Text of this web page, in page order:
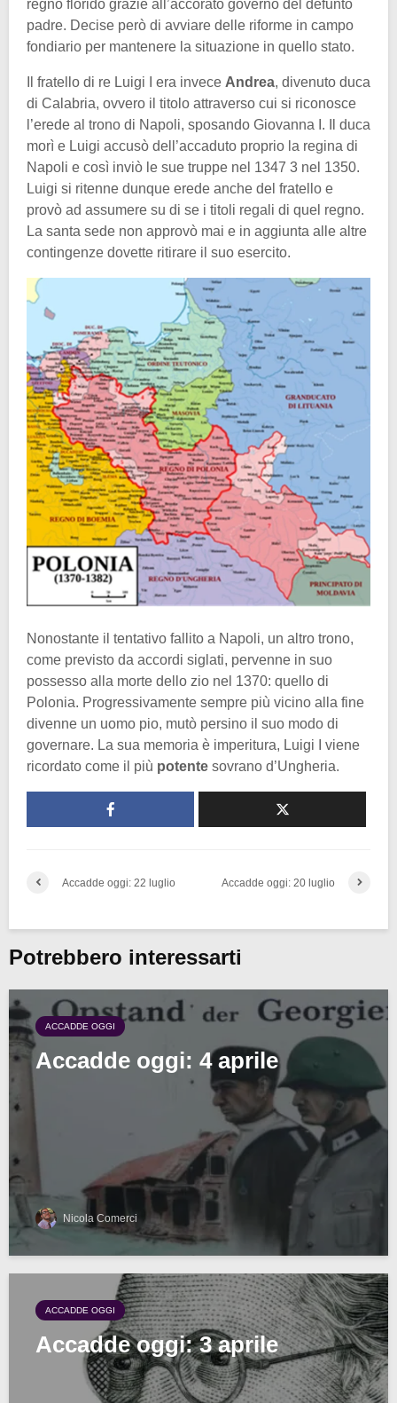
regno florido grazie all’accorato governo del defunto
padre. Decise però di avviare delle riforme in campo
fondiario per mantenere la situazione in quello stato.
Il fratello di re Luigi I era invece Andrea, divenuto duca
di Calabria, ovvero il titolo attraverso cui si riconosce
l’erede al trono di Napoli, sposando Giovanna I. Il duca
morì e Luigi accusò dell’accaduto proprio la regina di
Napoli e così inviò le sue truppe nel 1347 3 nel 1350.
Luigi si ritenne dunque erede anche del fratello e
provò ad assumere su di se i titoli regali di quel regno.
La santa sede non approvò mai e in aggiunta alle altre
contingenze dovette ritirare il suo esercito.
Nonostante il tentativo fallito a Napoli, un altro trono,
come previsto da accordi siglati, pervenne in suo
possesso alla morte dello zio nel 1370: quello di
Polonia. Progressivamente sempre più vicino alla fine
divenne un uomo pio, mutò persino il suo modo di
governare. La sua memoria è imperitura, Luigi I viene
ricordato come il più potente sovrano d’Ungheria.
Accadde oggi: 22 luglio Accadde oggi: 20 luglio
Potrebbero interessarti
ACCADDE OGGI
Accadde oggi: 4 aprile
Nicola Comerci
ACCADDE OGGI
Accadde oggi: 3 aprile